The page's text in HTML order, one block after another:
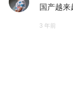
国产越来
3 年前